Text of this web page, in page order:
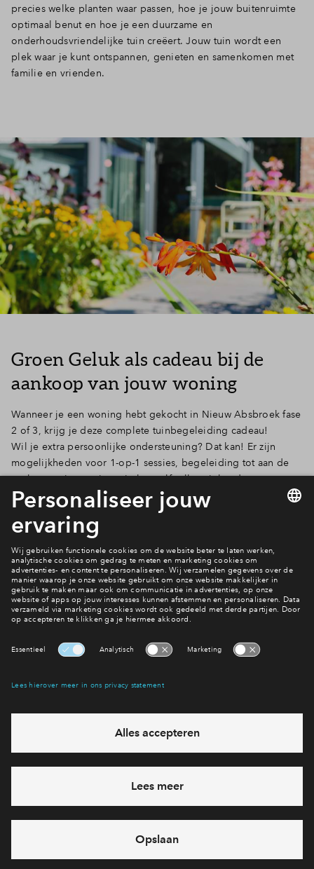
precies welke planten waar passen, hoe je jouw buitenruimte
optimaal benut en hoe je een duurzame en
onderhoudsvriendelijke tuin creëert. Jouw tuin wordt een
plek waar je kunt ontspannen, genieten en samenkomen met
familie en vrienden.
Groen Geluk als cadeau bij de
aankoop van jouw woning
Wanneer je een woning hebt gekocht in Nieuw Absbroek fase
2 of 3, krijg je deze complete tuinbegeleiding cadeau!
Wil je extra persoonlijke ondersteuning? Dat kan! Er zijn
mogelijkheden voor 1-op-1 sessies, begeleiding tot aan de
aanleg van jouw tuin en je kan zelfs alles uit handen geven en
een tuinontwerp laten maken.
Meld je aan vóór 15 april 2025 en maak van je huis en tuin
een plek waar je écht gelukkig bent.
Gelukkig in Nieuw-Absbroek.
Aanmelden Groen Geluk
eventuele projecten
Ja, ik wil mij aanmelden
Heb je een vraag en wil je direct antwoord? Bel ons op088 -
7122194
6 dagen per week beschikbaar (behalve tijdens
feestdagen)